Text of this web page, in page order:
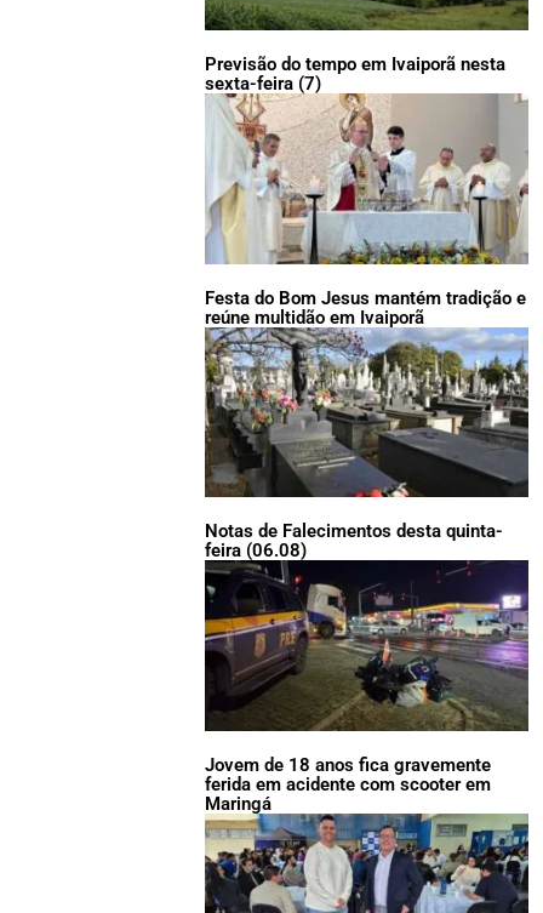
Previsão do tempo em Ivaiporã nesta
sexta-feira (7)
Festa do Bom Jesus mantém tradição e
reúne multidão em Ivaiporã
Notas de Falecimentos desta quinta-
feira (06.08)
Jovem de 18 anos fica gravemente
ferida em acidente com scooter em
Maringá